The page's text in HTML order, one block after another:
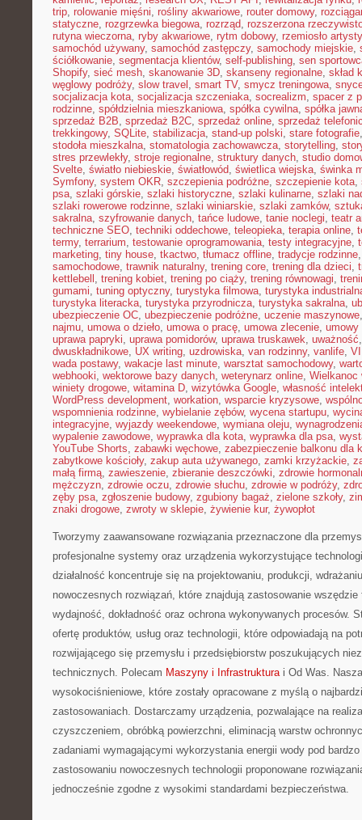
trip, rolowanie mięśni, rośliny akwariowe, router domowy,
statyczne, rozgrzewka biegowa, rozrząd, rozszerzona
rutyna wieczorna, ryby akwariowe, rytm dobowy, rzemiosło
samochód używany, samochód zastępczy, samochody miejskie,
ściółkowanie, segmentacja klientów, self-publishing, sen
Shopify, sieć mesh, skanowanie 3D, skanseny regionalne, skład
węglowy podróży, slow travel , smart TV, smycz treningowa,
socjalizacja kota, socjalizacja szczeniaka, socrealizm, spacer z
rodzinne, spółdzielnia mieszkaniowa, spółka cywilna, spółka
sprzedaż B2B, sprzedaż B2C, sprzedaż online, sprzedaż
trekkingowy, SQLite, stabilizacja, stand-up polski, stare fotografie
stodoła mieszkalna, stomatologia zachowawcza, storytelling,
stres przewlekły, stroje regionalne, struktury danych, studio
Svelte, światło niebieskie, światłowód, świetlica wiejska, świnka
Symfony, system OKR, szczepienia podróżne, szczepienie kota,
psa, szlaki górskie, szlaki historyczne, szlaki kulinarne, szlaki
szlaki rowerowe rodzinne, szlaki winiarskie, szlaki zamków,
sakralna, szyfrowanie danych, tańce ludowe, tanie noclegi, teatr
techniczne SEO, techniki oddechowe, teleopieka, terapia online,
termy, terrarium, testowanie oprogramowania, testy integracyjne,
marketing, tiny house, tkactwo, tłumacz offline, tradycje rodzinne
samochodowe, trawnik naturalny, trening core, trening dla dzieci,
kettlebell , trening kobiet, trening po ciąży, trening równowagi,
gumami, tuning optyczny, turystyka filmowa, turystyka
turystyka literacka, turystyka przyrodnicza, turystyka sakralna,
ubezpieczenie OC, ubezpieczenie podróżne, uczenie maszynowe
najmu, umowa o dzieło, umowa o pracę, umowa zlecenie, umowy
uprawa papryki, uprawa pomidorów, uprawa truskawek, uważność
dwuskładnikowe, UX writing, uzdrowiska, van rodzinny, vanlife,
wada postawy, wakacje last minute, warsztat samochodowy,
webhooki, wektorowe bazy danych, weterynarz online, Wielkanoc
winiety drogowe, witamina D, wizytówka Google, własność
WordPress development, workation, wsparcie kryzysowe,
wspomnienia rodzinne, wybielanie zębów, wycena startupu,
integracyjne, wyjazdy weekendowe, wymiana oleju,
wypalenie zawodowe, wyprawka dla kota, wyprawka dla psa,
YouTube Shorts, zabawki węchowe, zabezpieczenie balkonu dla
zabytkowe kościoły, zakup auta używanego, zamki krzyżackie,
małą firmą, zawieszenie, zbieranie deszczówki, zdrowie
mężczyzn, zdrowie oczu, zdrowie słuchu, zdrowie w podróży,
zęby psa, zgłoszenie budowy, zgubiony bagaż, zielone szkoły,
znaki drogowe, zwroty w sklepie, żywienie kur, żywopłot
Tworzymy zaawansowane rozwiązania przeznaczone dla
profesjonalne systemy oraz urządzenia wykorzystujące
działalność koncentruje się na projektowaniu, produkcji,
nowoczesnych rozwiązań, które znajdują zastosowanie
wydajność, dokładność oraz ochrona wykonywanych procesów.
ofertę produktów, usług oraz technologii, które odpowiadają na
rozwijającego się przemysłu i przedsiębiorstw poszukujących
technicznych. Polecam Maszyny i Infrastrukturai Od Was.
wysokociśnieniowe, które zostały opracowane z myślą o
zastosowaniach. Dostarczamy urządzenia, pozwalające na
czyszczeniem, obróbką powierzchni, eliminacją warstw
zadaniami wymagającymi wykorzystania energii wody pod
zastosowaniu nowoczesnych technologii proponowane
jednocześnie zgodne z wysokimi standardami bezpieczeństwa.